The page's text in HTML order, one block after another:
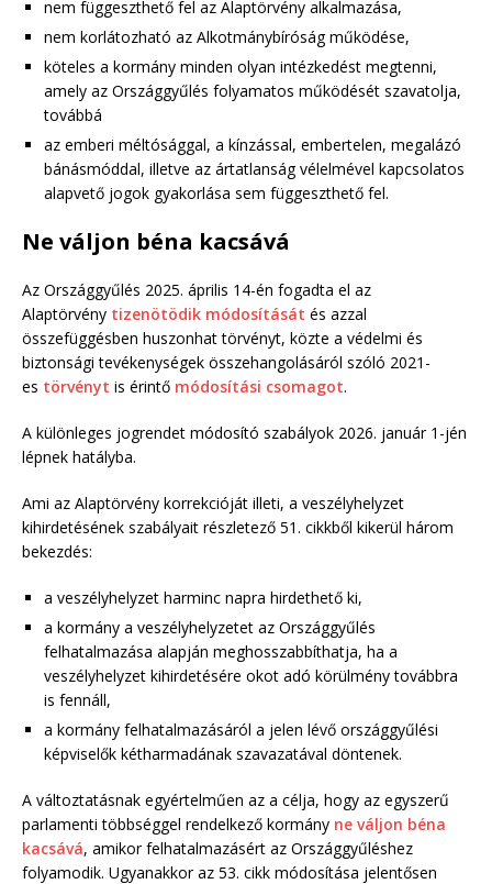
nem függeszthető fel az Alaptörvény alkalmazása,
nem korlátozható az Alkotmánybíróság működése,
köteles a kormány minden olyan intézkedést megtenni,
amely az Országgyűlés folyamatos működését szavatolja,
továbbá
az emberi méltósággal, a kínzással, embertelen, megalázó
bánásmóddal, illetve az ártatlanság vélelmével kapcsolatos
alapvető jogok gyakorlása sem függeszthető fel.
Ne váljon béna kacsává
Az Országgyűlés 2025. április 14-én fogadta el az
Alaptörvény tizenötödik módosítását és azzal
összefüggésben huszonhat törvényt, közte a védelmi és
biztonsági tevékenységek összehangolásáról szóló 2021-
es törvényt is érintő módosítási csomagot.
A különleges jogrendet módosító szabályok 2026. január 1-jén
lépnek hatályba.
Ami az Alaptörvény korrekcióját illeti, a veszélyhelyzet
kihirdetésének szabályait részletező 51. cikkből kikerül három
bekezdés:
a veszélyhelyzet harminc napra hirdethető ki,
a kormány a veszélyhelyzetet az Országgyűlés
felhatalmazása alapján meghosszabbíthatja, ha a
veszélyhelyzet kihirdetésére okot adó körülmény továbbra
is fennáll,
a kormány felhatalmazásáról a jelen lévő országgyűlési
képviselők kétharmadának szavazatával döntenek.
A változtatásnak egyértelműen az a célja, hogy az egyszerű
parlamenti többséggel rendelkező kormány ne váljon béna
kacsává, amikor felhatalmazásért az Országgyűléshez
folyamodik. Ugyanakkor az 53. cikk módosítása jelentősen